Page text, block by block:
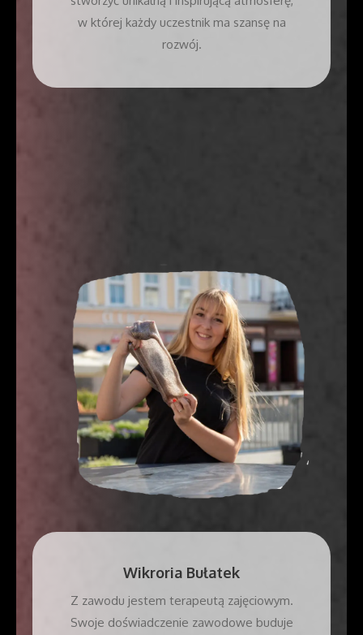
w której każdy uczestnik ma szansę na
rozwój.
Wikroria Bułatek
Z zawodu jestem terapeutą zajęciowym.
Swoje doświadczenie zawodowe buduje